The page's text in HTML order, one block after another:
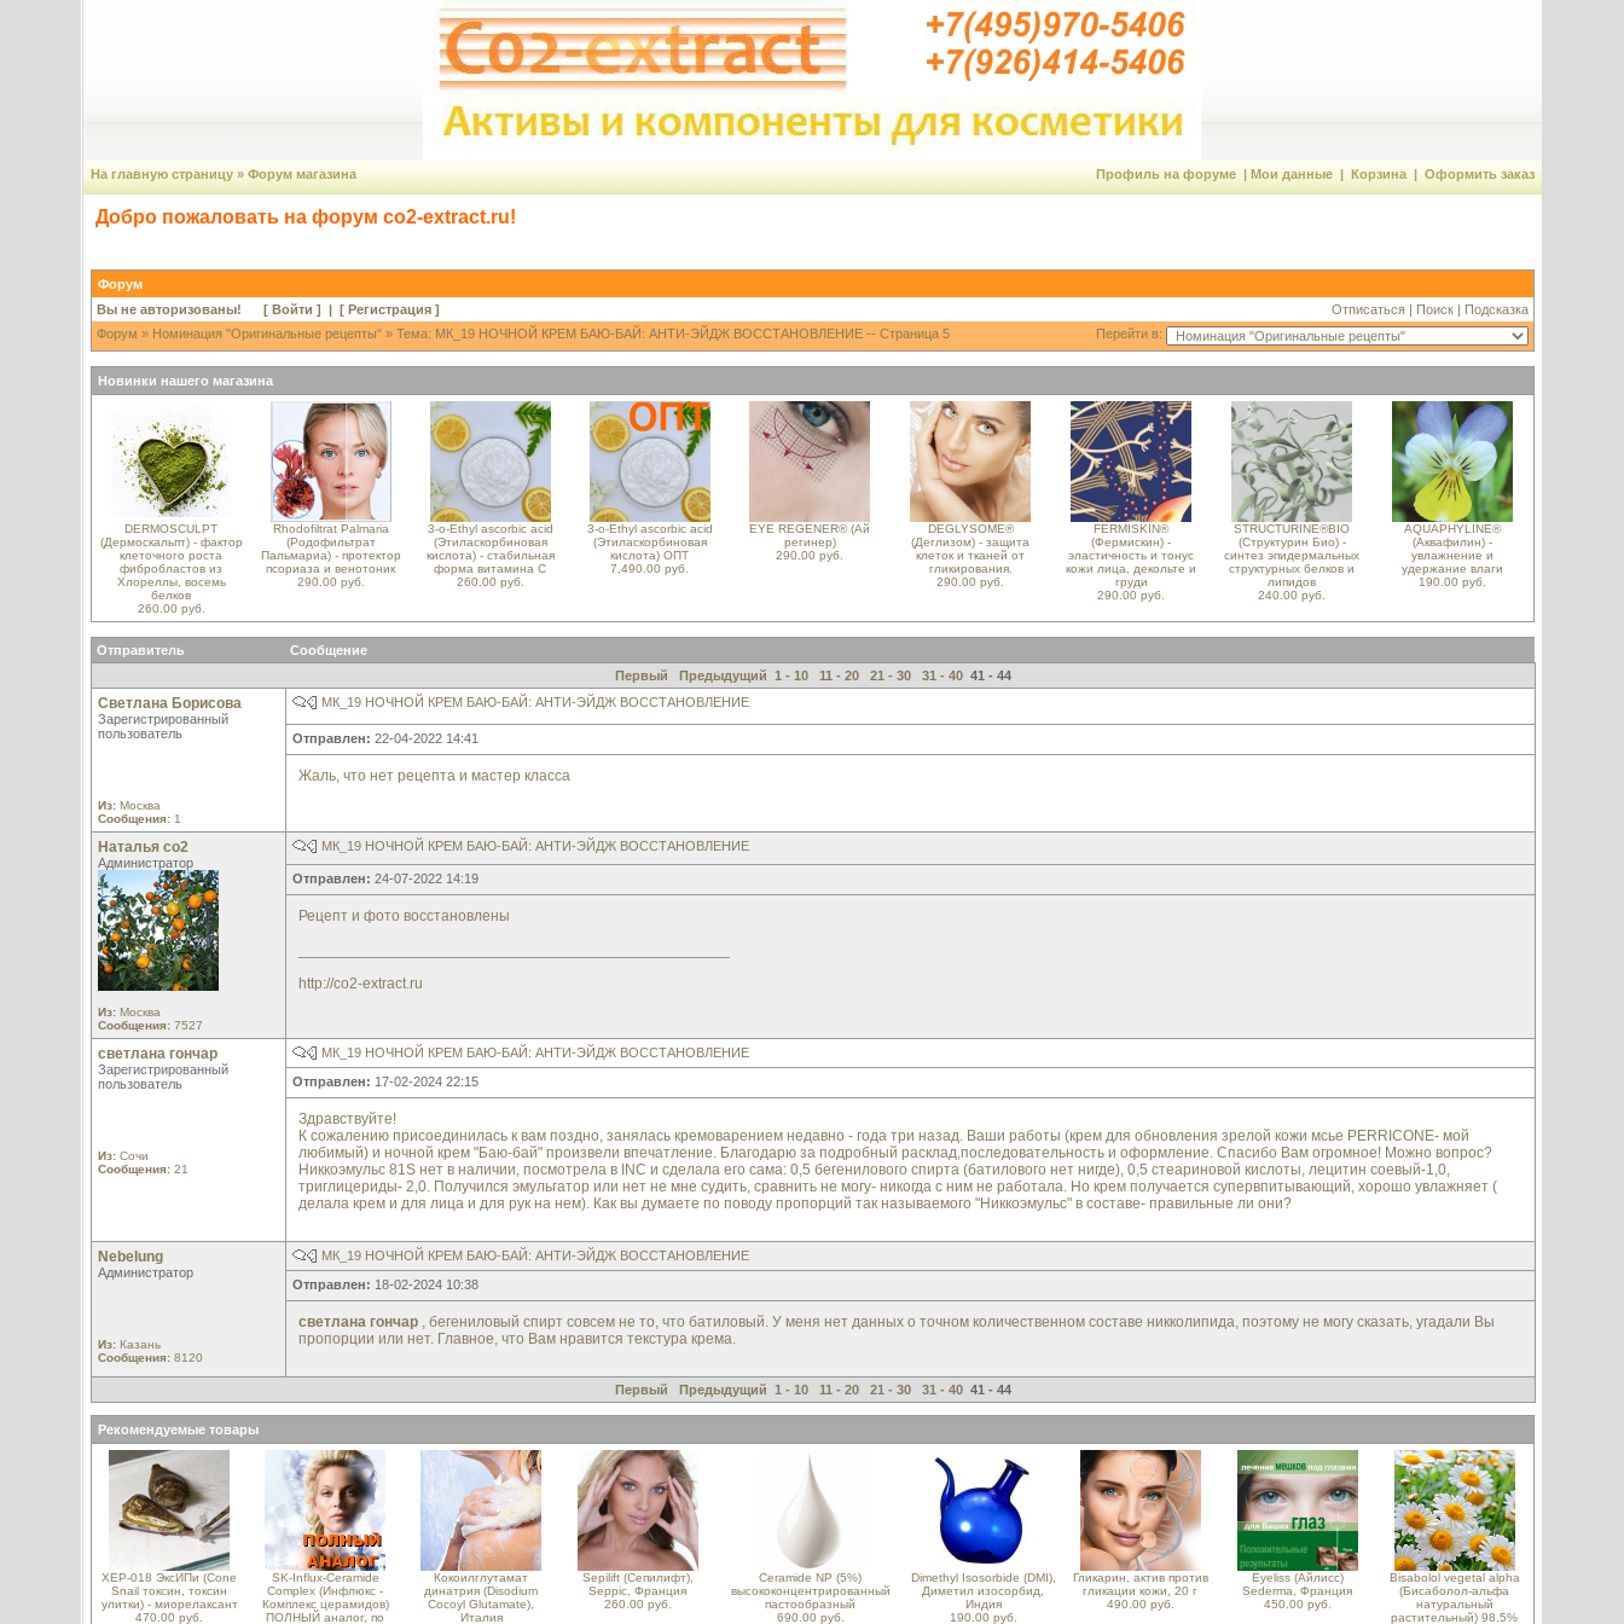
На главную страницу» Форум магазина Профиль на форуме| Мои данные| Корзина| Оформить заказ
Добро пожаловать на форум co2-extract.ru!
Форум
Вы не авторизованы! [ Войти ] | [ Регистрация] Отписаться| Поиск| Подсказка
Форум » Номинация "Оригинальные рецепты"» Тема: МК_19 НОЧНОЙ КРЕМ БАЮ-БАЙ: АНТИ-ЭЙДЖ ВОССТАНОВЛЕНИЕ -- Страница 5 Перейти в:
Новинки нашего магазина
DERMOSCULPT
(Дермоскальпт) - фактор
клеточного роста
фибробластов из
Хлореллы, восемь
белков
260.00 руб.
Rhodofiltrat Palmaria
(Родофильтрат
Пальмариа) - протектор
псориаза и венотоник
290.00 руб.
3-o-Ethyl ascorbic acid
(Этиласкорбиновая
кислота) - стабильная
форма витамина С
260.00 руб.
3-o-Ethyl ascorbic acid
(Этиласкорбиновая
кислота) ОПТ
7,490.00 руб.
EYE REGENER® (Ай
регинер)
290.00 руб.
DEGLYSOME®
(Деглизом) - защита
клеток и тканей от
гликирования.
290.00 руб.
FERMISKIN®
(Фермискин) -
эластичность и тонус
кожи лица, декольте и
груди
290.00 руб.
STRUCTURINE®BIO
(Структурин Био) -
синтез эпидермальных
структурных белков и
липидов
240.00 руб.
AQUAPHYLINE®
(Аквафилин) -
увлажнение и
удержание влаги
190.00 руб.
Отправитель
Сообщение
Первый
Предыдущий 1 - 10 11 - 20 21 - 30 31 - 4041 - 44
Светлана Борисова
Зарегистрированный
пользователь
Из:Москва
Сообщения:1
МК_19 НОЧНОЙ КРЕМ БАЮ-БАЙ: АНТИ-ЭЙДЖ ВОССТАНОВЛЕНИЕ
Отправлен: 22-04-2022 14:41
Жаль, что нет рецепта и мастер класса
Наталья со2
Администратор
Из:Москва
Сообщения:7527
МК_19 НОЧНОЙ КРЕМ БАЮ-БАЙ: АНТИ-ЭЙДЖ ВОССТАНОВЛЕНИЕ
Отправлен: 24-07-2022 14:19
Рецепт и фото восстановлены
http://co2-extract.ru
светлана гончар
Зарегистрированный
пользователь
Из:Сочи
Сообщения:21
МК_19 НОЧНОЙ КРЕМ БАЮ-БАЙ: АНТИ-ЭЙДЖ ВОССТАНОВЛЕНИЕ
Отправлен: 17-02-2024 22:15
Здравствуйте!
К сожалению присоединилась к вам поздно, занялась кремоварением недавно - года три назад. Ваши работы (крем для обновления зрелой кожи мсье PERRICONE- мой
любимый) и ночной крем "Баю-бай" произвели впечатление. Благодарю за подробный расклад,последовательность и оформление. Спасибо Вам огромное! Можно вопрос?
Никкоэмульс 81S нет в наличии, посмотрела в INC и сделала его сама: 0,5 бегенилового спирта (батилового нет нигде), 0,5 стеариновой кислоты, лецитин соевый-1,0,
триглицериды- 2,0. Получился эмульгатор или нет не мне судить, сравнить не могу- никогда с ним не работала. Но крем получается супервпитывающий, хорошо увлажняет (
делала крем и для лица и для рук на нем). Как вы думаете по поводу пропорций так называемого "Никкоэмульс" в составе- правильные ли они?
Nebelung
Администратор
Из:Казань
Сообщения:8120
МК_19 НОЧНОЙ КРЕМ БАЮ-БАЙ: АНТИ-ЭЙДЖ ВОССТАНОВЛЕНИЕ
Отправлен: 18-02-2024 10:38
светлана гончар , бегениловый спирт совсем не то, что батиловый. У меня нет данных о точном количественном составе никколипида, поэтому не могу сказать, угадали Вы
пропорции или нет. Главное, что Вам нравится текстура крема.
Первый Предыдущий 1 - 10 11 - 20 21 - 30 31 - 4041 - 44
Рекомендуемые товары
XEP-018 ЭксИПи (Cone
Snail токсин, токсин
улитки) - миорелаксант
470.00 руб.
SK-Influx-Ceramide
Complex (Инфлюкс -
Комплекс церамидов)
ПОЛНЫЙ аналог, по
Кокоилглутамат
динатрия (Disodium
Cocoyl Glutamate),
Италия
Sepilift (Сепилифт),
Seppic, Франция
260.00 руб.
Ceramide NP (5%)
высококонцентрированный
пастообразный
690.00 руб.
Dimethyl Isosorbide (DMI),
Диметил изосорбид,
Индия
190.00 руб.
Гликарин, актив против
гликации кожи, 20 г
490.00 руб.
Eyeliss (Айлисс)
Sederma, Франция
450.00 руб.
Bisabolol vegetal alpha
(Бисаболол-альфа
натуральный
растительный) 98.5%